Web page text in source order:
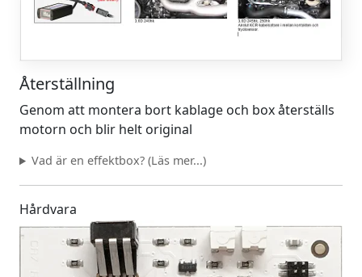
Återställning
Genom att montera bort kablage och box återställs
motorn och blir helt original
Vad är en effektbox? (Läs mer...)
Hårdvara